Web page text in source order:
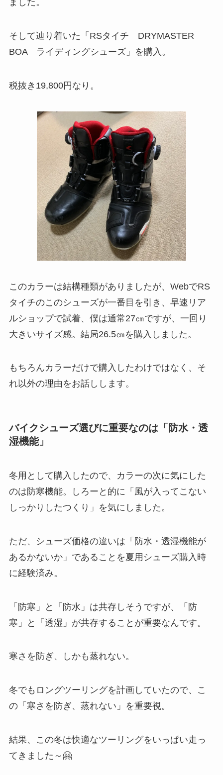
ました。
そして辿り着いた「RSタイチ DRYMASTER
BOA ライディングシューズ」を購入。
税抜き19,800円なり。
このカラーは結構種類がありましたが、WebでRS
タイチのこのシューズが一番目を引き、早速リア
ルショップで試着、僕は通常27㎝ですが、一回り
大きいサイズ感。結局26.5㎝を購入しました。
もちろんカラーだけで購入したわけではなく、そ
れ以外の理由をお話しします。
バイクシューズ選びに重要なのは「防水・透
湿機能」
冬用として購入したので、カラーの次に気にした
のは防寒機能。しろーと的に「風が入ってこない
しっかりしたつくり」を気にしました。
ただ、シューズ価格の違いは「防水・透湿機能が
あるかないか」であることを夏用シューズ購入時
に経験済み。
「防寒」と「防水」は共存しそうですが、「防
寒」と「透湿」が共存することが重要なんです。
寒さを防ぎ、しかも蒸れない。
冬でもロングツーリングを計画していたので、こ
の「寒さを防ぎ、蒸れない」を重要視。
結果、この冬は快適なツーリングをいっぱい走っ
てきました～🤗